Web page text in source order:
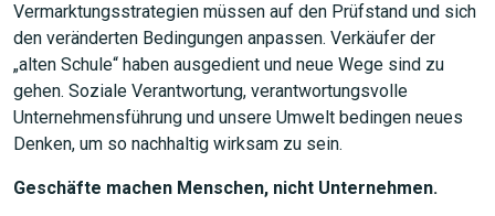
Vermarktungsstrategien müssen auf den Prüfstand und sich
den veränderten Bedingungen anpassen. Verkäufer der
„alten Schule“ haben ausgedient und neue Wege sind zu
gehen. Soziale Verantwortung, verantwortungsvolle
Unternehmensführung und unsere Umwelt bedingen neues
Denken, um so nachhaltig wirksam zu sein.
Geschäfte machen Menschen, nicht Unternehmen.